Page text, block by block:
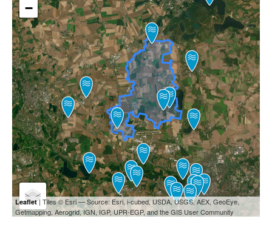
−
Leaflet| Tiles © Esri — Source: Esri, i-cubed, USDA, USGS, AEX, GeoEye,
Getmapping, Aerogrid, IGN, IGP, UPR-EGP, and the GIS User Community